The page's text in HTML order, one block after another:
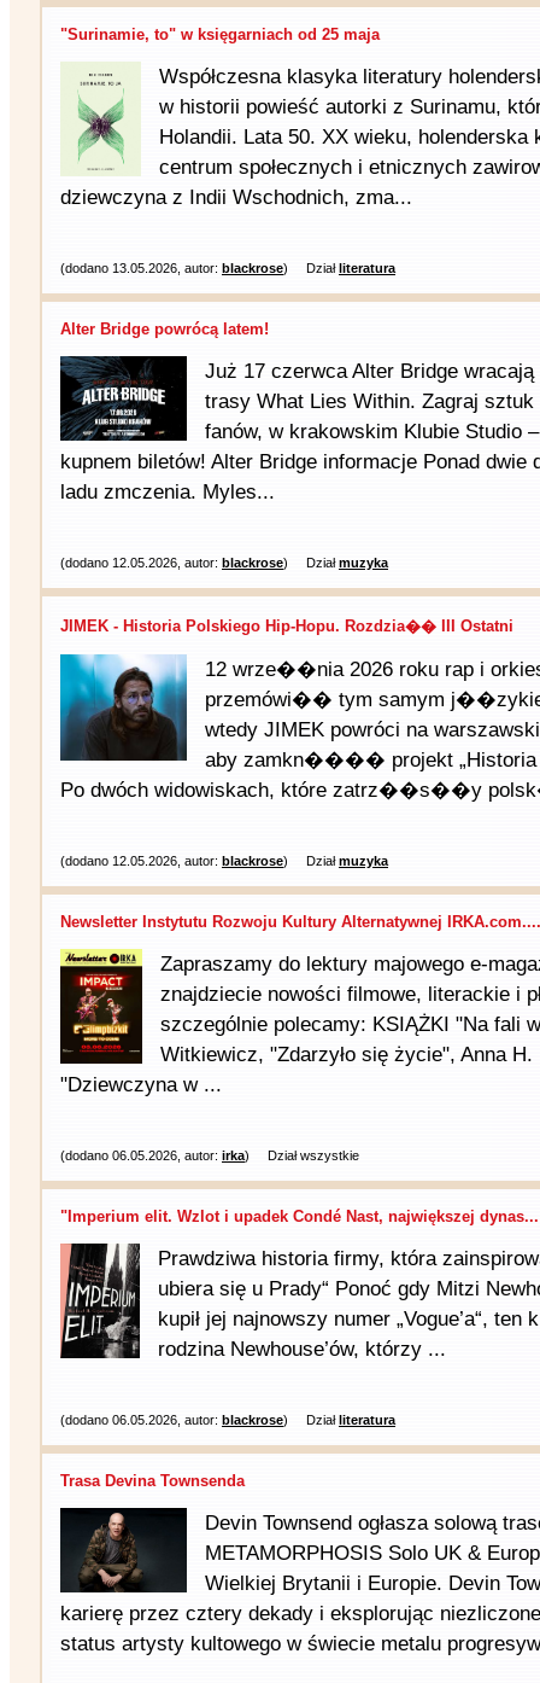
"Surinamie, to" w księgarniach od 25 maja
Współczesna klasyka literatury
w historii powieść autorki z Surinamu,
Holandii. Lata 50. XX wieku, holenderska
centrum społecznych i etnicznych
dziewczyna z Indii Wschodnich, zma...
(dodano 13.05.2026, autor: blackrose) Działliteratura
Alter Bridge powrócą latem!
Już 17 czerwca Alter Bridge
trasy What Lies Within. Zagraj
fanów, w krakowskim Klubie Studio
kupnem biletów! Alter Bridge informacje Ponad dwie
ladu zmczenia. Myles...
(dodano 12.05.2026, autor: blackrose) Działmuzyka
JIMEK - Historia Polskiego Hip-Hopu. Rozdzia�� III Ostatni
12 wrze��nia 2026 roku rap i
przemówi�� tym samym
wtedy JIMEK powróci na
aby zamkn���� projekt „Historia
Po dwóch widowiskach, które zatrz��s��y
(dodano 12.05.2026, autor: blackrose) Działmuzyka
Newsletter Instytutu Rozwoju Kultury Alternatywnej IRKA.com....
Zapraszamy do lektury majowego e-
znajdziecie nowości filmowe, literackie i
szczególnie polecamy: KSIĄŻKI "Na fali
Witkiewicz, "Zdarzyło się życie", Anna H.
"Dziewczyna w ...
(dodano 06.05.2026, autor: irka) Dział wszystkie
"Imperium elit. Wzlot i upadek Condé Nast, największej dynas...
Prawdziwa historia firmy, która
ubiera się u Prady“ Ponoć gdy Mitzi
kupił jej najnowszy numer „Vogue’a“, ten
rodzina Newhouse’ów, którzy ...
(dodano 06.05.2026, autor: blackrose) Działliteratura
Trasa Devina Townsenda
Devin Townsend ogłasza solową
METAMORPHOSIS Solo UK &
Wielkiej Brytanii i Europie. Devin
karierę przez cztery dekady i eksplorując
status artysty kultowego w świecie metalu